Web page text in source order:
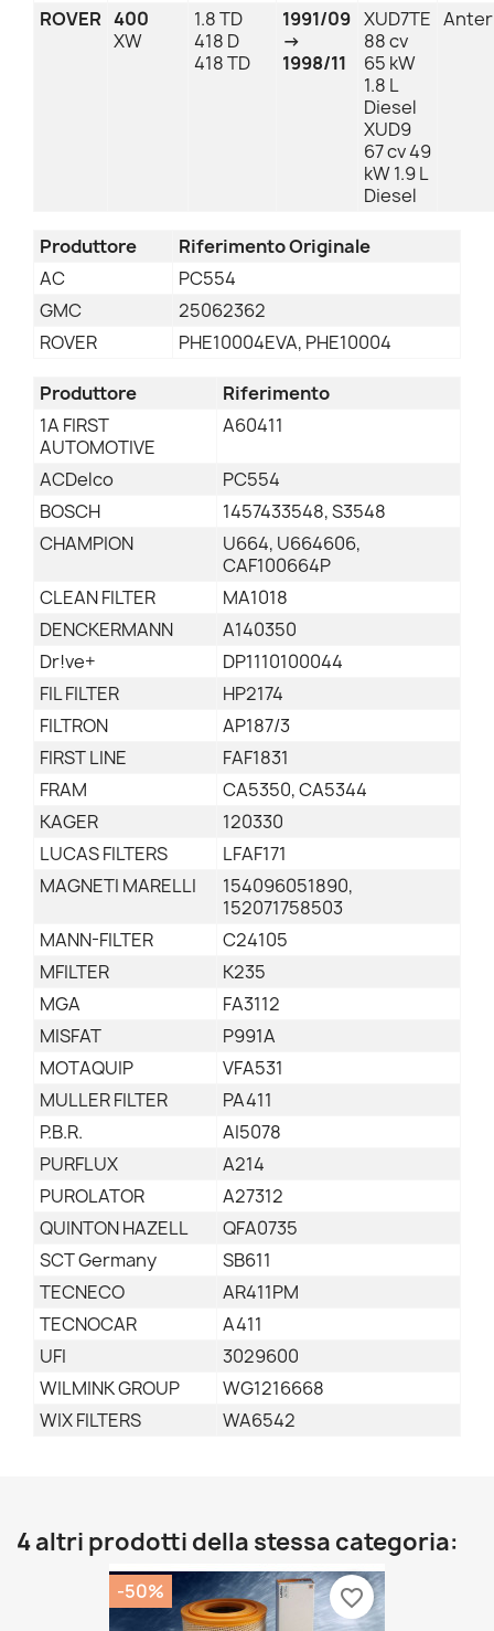
ROVER 400
XW
1.8 TD
418 D
418 TD
1991/09
→
1998/11
XUD7TE
88 cv
65 kW
1.8 L
Diesel
XUD9
67 cv 49
kW 1.9 L
Diesel
Produttore
Riferimento Originale
AC
PC554
GMC
25062362
ROVER
PHE10004EVA, PHE10004
Produttore
Riferimento
1A FIRST
AUTOMOTIVE
A60411
ACDelco
PC554
BOSCH
1457433548, S3548
CHAMPION
U664, U664606,
CAF100664P
CLEAN FILTER
MA1018
DENCKERMANN
A140350
Dr!ve+
DP1110100044
FIL FILTER
HP2174
FILTRON
AP187/3
FIRST LINE
FAF1831
FRAM
CA5350, CA5344
KAGER
120330
LUCAS FILTERS
LFAF171
MAGNETI MARELLI
154096051890,
152071758503
MANN-FILTER
C24105
MFILTER
K235
MGA
FA3112
MISFAT
P991A
MOTAQUIP
VFA531
MULLER FILTER
PA411
P.B.R.
AI5078
PURFLUX
A214
PUROLATOR
A27312
QUINTON HAZELL
QFA0735
SCT Germany
SB611
TECNECO
AR411PM
TECNOCAR
A411
UFI
3029600
WILMINK GROUP
WG1216668
WIX FILTERS
WA6542
4 altri prodotti della stessa categoria:
-50% favorite_border